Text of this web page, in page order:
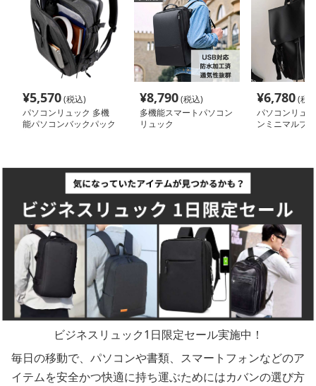
¥5,570(税込)
パソコンリュック 多機
能パソコンバックパック
¥8,790(税込)
多機能スマートパソコン
リュック
¥6,780(税
パソコンリュ
ンミニマルブ
ビジネスリュック1日限定セール実施中！
毎日の移動で、パソコンや書類、スマートフォンなどのア
イテムを安全かつ快適に持ち運ぶためにはカバンの選び方